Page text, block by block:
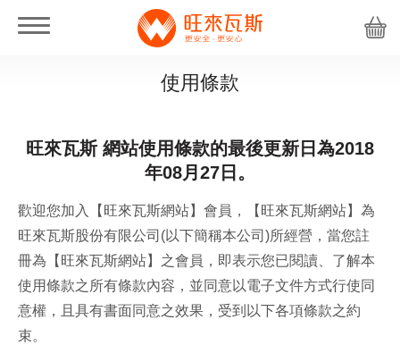
使用條款
旺來瓦斯 網站使用條款的最後更新日為2018
年08月27日。
歡迎您加入【旺來瓦斯網站】會員，【旺來瓦斯網站】為
旺來瓦斯股份有限公司(以下簡稱本公司)所經營，當您註
冊為【旺來瓦斯網站】之會員，即表示您已閱讀、了解本
使用條款之所有條款內容，並同意以電子文件方式行使同
意權，且具有書面同意之效果，受到以下各項條款之約
束。